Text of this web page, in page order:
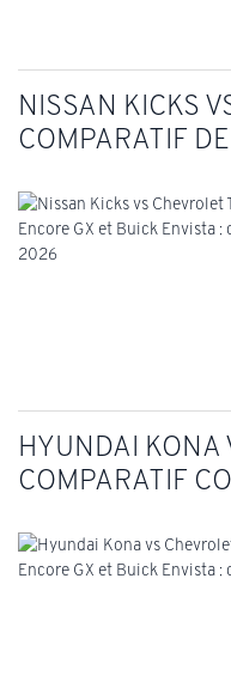
NISSAN KICKS
COMPARATIF
HYUNDAI KONA
COMPARATIF